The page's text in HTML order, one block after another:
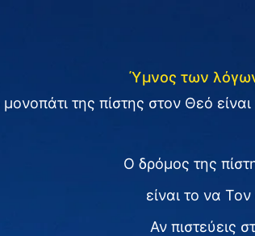
Ύμνος των
της πίστης στον Θεό
Ο δρόμος της
είναι το να
Αν πιστεύεις